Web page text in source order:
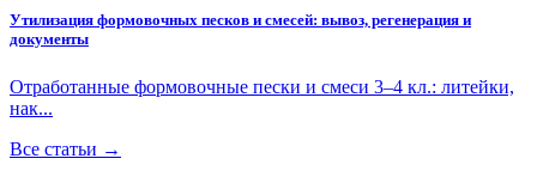
Утилизация формовочных песков и смесей: вывоз, регенерация и
документы
Отработанные формовочные пески и смеси 3–4 кл.: литейки,
нак...
Все статьи →